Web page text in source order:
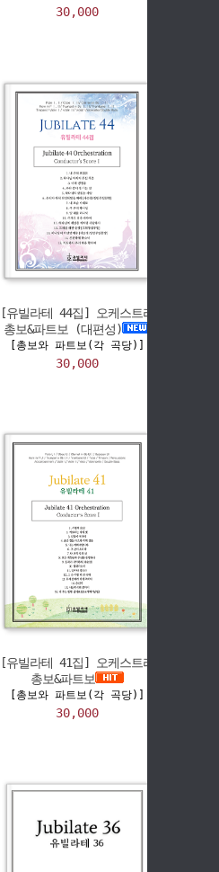
30,000
[유빌라테 44집] 오케스트라
총보&파트보 (대편성)
[총보와 파트보(각 곡당)]
30,000
[유빌라테 41집] 오케스트라
총보&파트보
[총보와 파트보(각 곡당)]
30,000